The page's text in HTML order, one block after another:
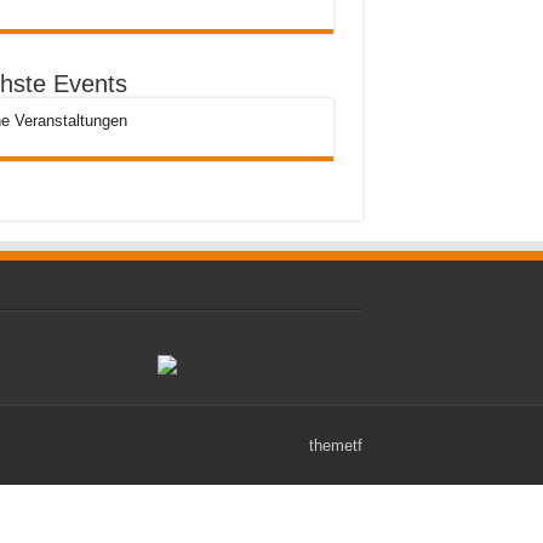
Events
Veranstaltungen
themetf